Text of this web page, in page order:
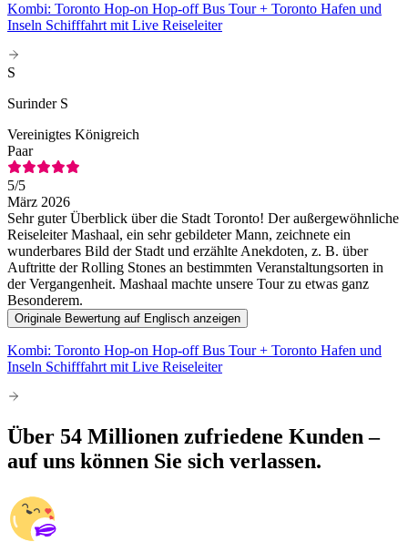
Kombi: Toronto Hop-on Hop-off Bus Tour + Toronto Hafen und
Inseln Schifffahrt mit Live Reiseleiter
S
Surinder S
Vereinigtes Königreich
Paar
5/5
März 2026
Sehr guter Überblick über die Stadt Toronto! Der außergewöhnliche
Reiseleiter Mashaal, ein sehr gebildeter Mann, zeichnete ein
wunderbares Bild der Stadt und erzählte Anekdoten, z. B. über
Auftritte der Rolling Stones an bestimmten Veranstaltungsorten in
der Vergangenheit. Mashaal machte unsere Tour zu etwas ganz
Besonderem.
Originale Bewertung auf Englisch anzeigen
Kombi: Toronto Hop-on Hop-off Bus Tour + Toronto Hafen und
Inseln Schifffahrt mit Live Reiseleiter
Über 54 Millionen zufriedene Kunden –
auf uns können Sie sich verlassen.